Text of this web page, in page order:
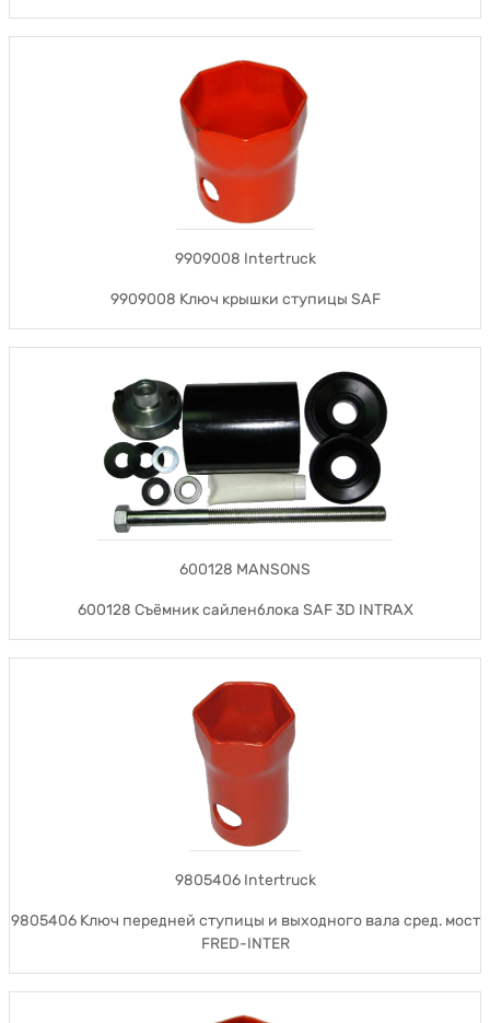
9909008 Intertruck
9909008 Ключ крышки ступицы SAF
600128 MANSONS
600128 Съёмник сайленблока SAF 3D INTRAX
9805406 Intertruck
9805406 Ключ передней ступицы и выходного вала сред. мост
FRED-INTER